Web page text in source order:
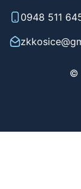
0948 511
©